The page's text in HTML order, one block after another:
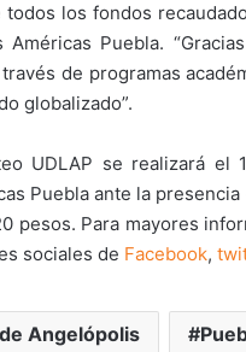
los fondos
Puebla.
de programas
globalizado”.
UDLAP se realizará
Puebla ante la
pesos. Para mayores
sociales de Facebook,
Angelópolis